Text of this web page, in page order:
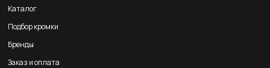
Каталог
Подбор кромки
Бренды
Заказ и оплата